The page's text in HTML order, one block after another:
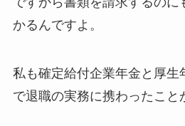
かるんですよ。
私も確定給付企業年金と厚生
で退職の実務に携わったこと